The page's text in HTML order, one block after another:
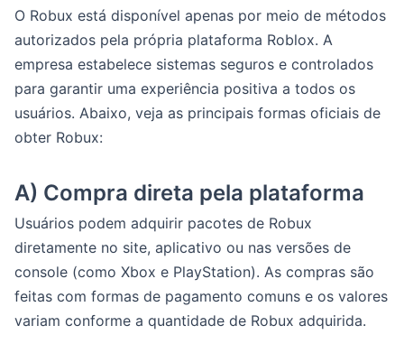
O Robux está disponível apenas por meio de métodos
autorizados pela própria plataforma Roblox. A
empresa estabelece sistemas seguros e controlados
para garantir uma experiência positiva a todos os
usuários. Abaixo, veja as principais formas oficiais de
obter Robux:
A) Compra direta pela plataforma
Usuários podem adquirir pacotes de Robux
diretamente no site, aplicativo ou nas versões de
console (como Xbox e PlayStation). As compras são
feitas com formas de pagamento comuns e os valores
variam conforme a quantidade de Robux adquirida.